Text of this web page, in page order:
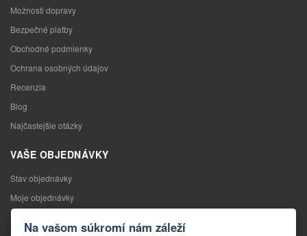
Možnosti dopravy
Bezpečné platby
Obchodné podmienky
Ochrana osobných údajov
Recenzia
Blog
Najčastejšie otázky
VAŠE OBJEDNÁVKY
Stav objednávky
Moje objednávky
Výmena tovaru
Na vašom súkromí nám záleží